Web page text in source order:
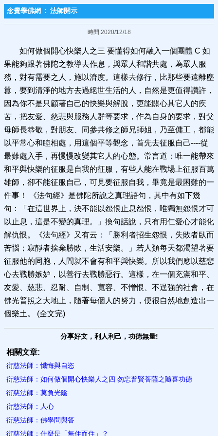
念覺學佛網 : 法師開示
時間:2020/12/18
如何做個開心快樂人之三 要懂得如何融入一個團體 C 如
果能夠跟著佛陀之教導去作息，與眾人和諧共處，為眾人服
務，對有需要之人，施以濟度。這樣去修行，比那些要遠離塵
囂，要到清淨的地方去過絕世生活的人，自然是更值得讚許，
因為你不是只顧著自己的快樂與解脫，更能關心其它人的疾
苦，把友愛、慈悲與服務人群等要求，作為自身的要求，對父
母師長恭敬，對朋友、同參共修之師兄師姐，乃至傭工，都能
以平常心和睦相處，用這個平等觀念，首先去征服自己----從
最難處入手，再慢慢改變其它人的心態。常言道：唯一能帶來
和平與快樂的征服是自我的征服，有些人能在戰場上征服百萬
雄師，卻不能征服自己，可見要征服自我，畢竟是最困難的一
件事！ 《法句經》是佛陀所說之真理語句，其中有如下幾
句：「在這世界上，決不能以怨恨止息怨恨，唯獨無怨恨才可
以止息，這是不變的真理。」換句話說，只有用仁愛心才能化
解仇恨。《法句經》又有云：「勝利者招生怨恨，失敗者臥而
苦惱；寂靜者捨棄勝敗，生活安樂。」若人類每天都渴望著要
征服他的同胞，人間就不會有和平與快樂。所以我們應以慈悲
心去戰勝嫉妒，以善行去戰勝惡行。這樣，在一個充滿和平、
友愛、慈悲、忍耐、自制、寬容、不憎恨、不逞強的社會，在
佛光普照之大地上，隨著每個人的努力，便很自然地創造出一
個樂土。 (全文完)
分享好文，利人利己，功德無量!
相關文章:
衍慈法師：懺悔與自恣
衍慈法師：如何做個開心快樂人之四 勿忘普賢菩薩之隨喜功德
衍慈法師：莫負光陰
衍慈法師：人心
衍慈法師：佛學問與答
衍慈法師：什麼是「無住而住」？